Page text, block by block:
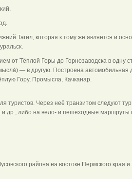
Тагил, которая к тому же является и
от Тёплой Горы до Горнозаводска в одну
— в другую. Построена автомобильная
Гору, Промысла, Качканар.
туристов. Через неё транзитом следуют
и др., либо на вело- и пешеходные маршруты
района на востоке Пермского края и